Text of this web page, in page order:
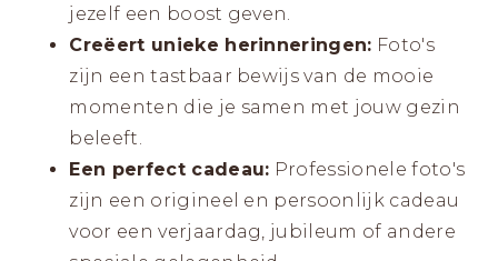
jezelf een boost geven.
Creëert unieke herinneringen: Foto's
zijn een tastbaar bewijs van de mooie
momenten die je samen met jouw gezin
beleeft.
Een perfect cadeau: Professionele foto's
zijn een origineel en persoonlijk cadeau
voor een verjaardag, jubileum of andere